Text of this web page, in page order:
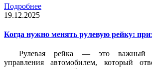
Подробнее
19.12.2025
Когда нужно менять рулевую рейку:
Рулевая рейка — это важный
управления автомобилем, который